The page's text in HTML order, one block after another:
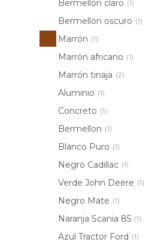
Bermellón claro (1)
Bermellón oscuro (1)
Marrón (1)
Marrón africano (1)
Marrón tinaja (2)
Aluminio (1)
Concreto (1)
Bermellon (1)
Blanco Puro (1)
Negro Cadillac (1)
Verde John Deere (1)
Negro Mate (1)
Naranja Scania 85 (1)
Azul Tractor Ford (1)